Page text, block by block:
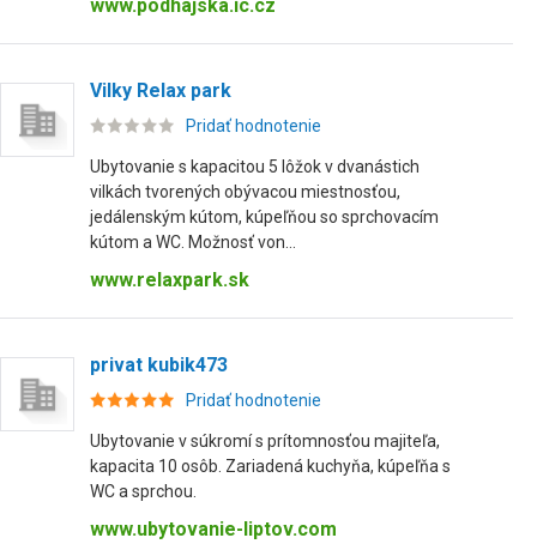
www.podhajska.ic.cz
Vilky Relax park
Pridať hodnotenie
Ubytovanie s kapacitou 5 lôžok v dvanástich
vilkách tvorených obývacou miestnosťou,
jedálenským kútom, kúpeľňou so sprchovacím
kútom a WC. Možnosť von...
www.relaxpark.sk
privat kubik473
Pridať hodnotenie
Ubytovanie v súkromí s prítomnosťou majiteľa,
kapacita 10 osôb. Zariadená kuchyňa, kúpeľňa s
WC a sprchou.
www.ubytovanie-liptov.com